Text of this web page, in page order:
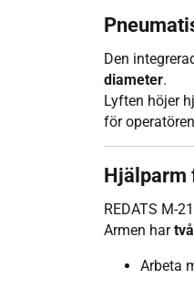
Den
diameter.
Lyften höjer
för
Hjälparm
REDATS M-
Armen har
Arbeta